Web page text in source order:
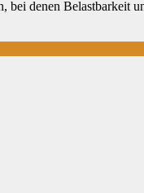
denen Belastbarkeit